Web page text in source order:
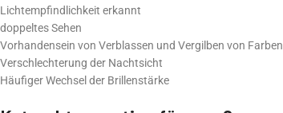
Lichtempfindlichkeit erkannt
doppeltes Sehen
Vorhandensein von Verblassen und Vergilben von Farben
Verschlechterung der Nachtsicht
Häufiger Wechsel der Brillenstärke